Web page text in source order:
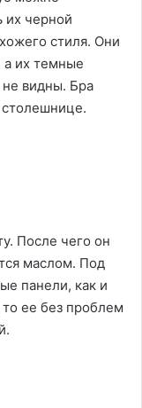
их черной
стиля. Они
а их темные
видны. Бра
После чего он
маслом. Под
панели, как и
то ее без проблем